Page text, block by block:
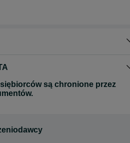
zach.pom.
przedpłata lub 220 zł pobranie .
Państwo są zainteresowani .
są chronione przez